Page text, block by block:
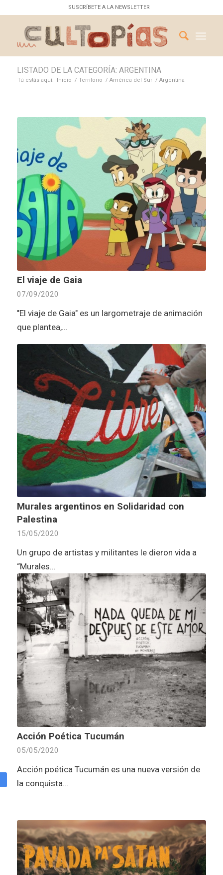
SUSCRÍBETE A LA NEWSLETTER
LISTADO DE LA CATEGORÍA: ARGENTINA
Tú estás aquí: Inicio / Territorio / América del Sur / Argentina
El viaje de Gaia
07/09/2020
"El viaje de Gaia" es un largometraje de animación
que plantea,…
Murales argentinos en Solidaridad con
Palestina
15/05/2020
Un grupo de artistas y militantes le dieron vida a
“Murales…
Acción Poética Tucumán
05/05/2020
Acción poética Tucumán es una nueva versión de
la conquista…